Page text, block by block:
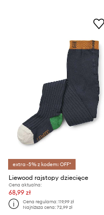
extra -5% z kodem: OFF*
Liewood rajstopy dziecięce
Cena aktualna:
68,99 zł
Cena regularna:119,99 zł
Najniższa cena:72,99 zł